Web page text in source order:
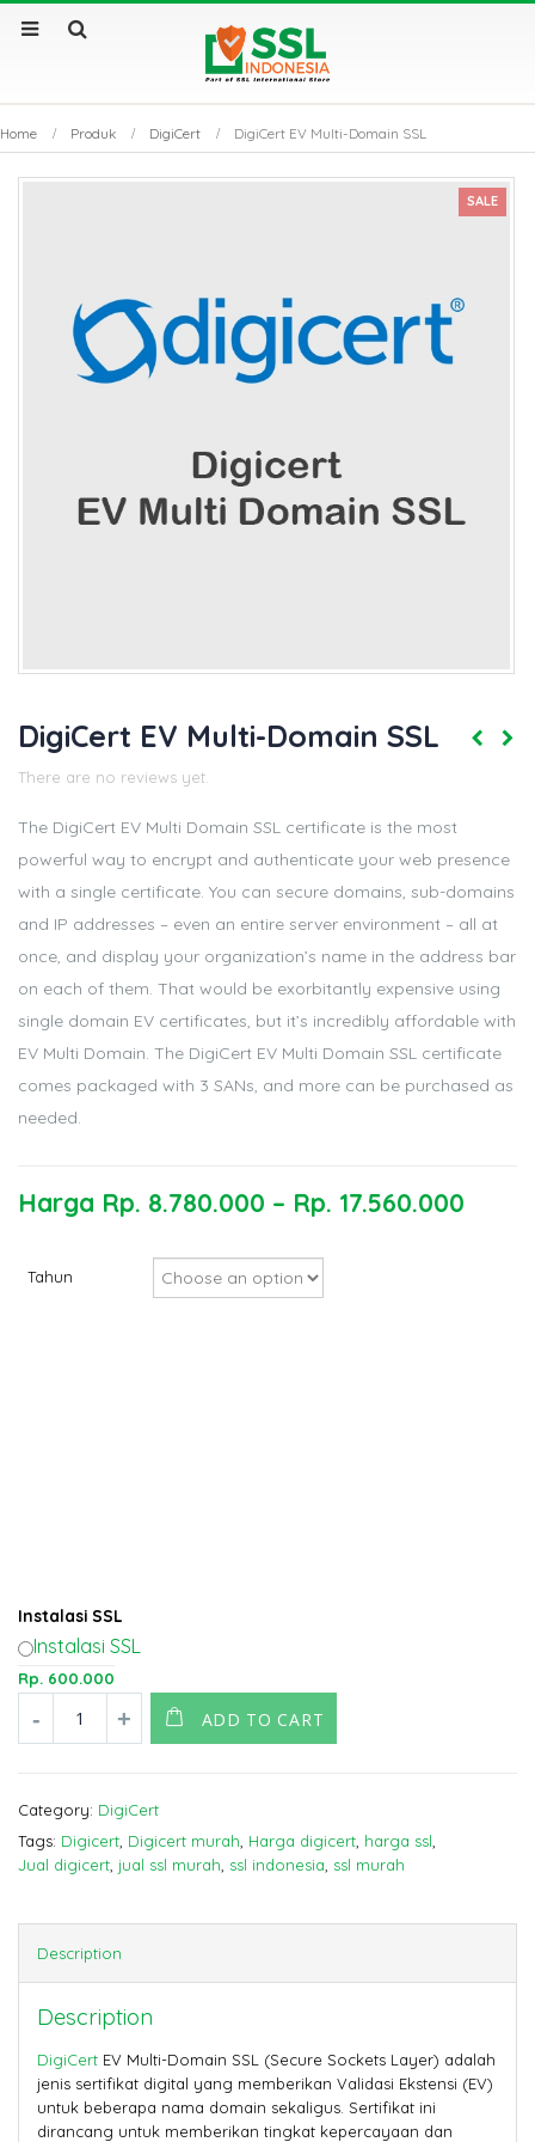
Home Produk DigiCert DigiCert EV Multi-Domain SSL
SALE
DigiCert EV Multi-Domain SSL
There are no reviews yet.
The DigiCert EV Multi Domain SSL certificate is the most
powerful way to encrypt and authenticate your web presence
with a single certificate. You can secure domains, sub-domains
and IP addresses – even an entire server environment – all at
once, and display your organization’s name in the address bar
on each of them. That would be exorbitantly expensive using
single domain EV certificates, but it’s incredibly affordable with
EV Multi Domain. The DigiCert EV Multi Domain SSL certificate
comes packaged with 3 SANs, and more can be purchased as
needed.
Harga Rp. 8.780.000 – Rp. 17.560.000
Tahun
Instalasi SSL
Instalasi SSL
Rp. 600.000
ADD TO CART
Category: DigiCert
Tags: Digicert Digicert murah Harga digicert harga ssl
Jual digicert jual ssl murah ssl indonesia ssl murah
Description
Description
DigiCert EV Multi-Domain SSL (Secure Sockets Layer) adalah
jenis sertifikat digital yang memberikan Validasi Ekstensi (EV)
untuk beberapa nama domain sekaligus. Sertifikat ini
dirancang untuk memberikan tingkat kepercayaan dan